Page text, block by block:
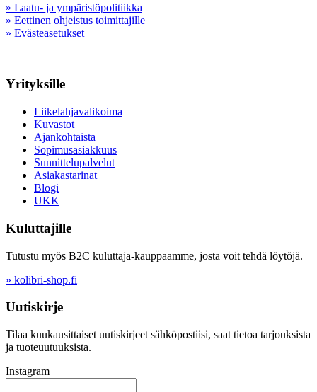
» Laatu- ja ympäristöpolitiikka
» Eettinen ohjeistus toimittajille
» Evästeasetukset
Yrityksille
Liikelahjavalikoima
Kuvastot
Ajankohtaista
Sopimusasiakkuus
Sunnittelupalvelut
Asiakastarinat
Blogi
UKK
Kuluttajille
Tutustu myös B2C kuluttaja-kauppaamme, josta voit tehdä löytöjä.
» kolibri-shop.fi
Uutiskirje
Tilaa kuukausittaiset uutiskirjeet sähköpostiisi, saat tietoa tarjouksista
ja tuoteuutuuksista.
Instagram